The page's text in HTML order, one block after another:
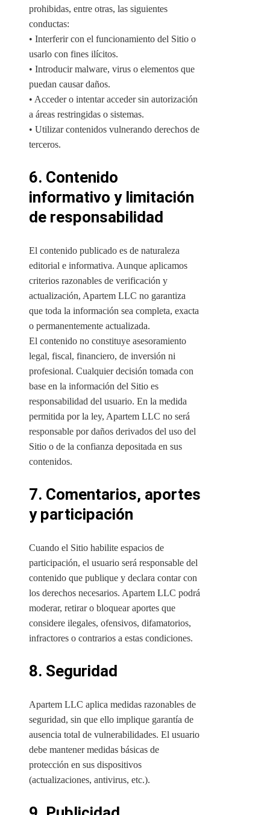
prohibidas, entre otras, las siguientes
conductas:
• Interferir con el funcionamiento del Sitio o
usarlo con fines ilícitos.
• Introducir malware, virus o elementos que
puedan causar daños.
• Acceder o intentar acceder sin autorización
a áreas restringidas o sistemas.
• Utilizar contenidos vulnerando derechos de
terceros.
6. Contenido
informativo y limitación
de responsabilidad
El contenido publicado es de naturaleza
editorial e informativa. Aunque aplicamos
criterios razonables de verificación y
actualización, Apartem LLC no garantiza
que toda la información sea completa, exacta
o permanentemente actualizada.
El contenido no constituye asesoramiento
legal, fiscal, financiero, de inversión ni
profesional. Cualquier decisión tomada con
base en la información del Sitio es
responsabilidad del usuario. En la medida
permitida por la ley, Apartem LLC no será
responsable por daños derivados del uso del
Sitio o de la confianza depositada en sus
contenidos.
7. Comentarios, aportes
y participación
Cuando el Sitio habilite espacios de
participación, el usuario será responsable del
contenido que publique y declara contar con
los derechos necesarios. Apartem LLC podrá
moderar, retirar o bloquear aportes que
considere ilegales, ofensivos, difamatorios,
infractores o contrarios a estas condiciones.
8. Seguridad
Apartem LLC aplica medidas razonables de
seguridad, sin que ello implique garantía de
ausencia total de vulnerabilidades. El usuario
debe mantener medidas básicas de
protección en sus dispositivos
(actualizaciones, antivirus, etc.).